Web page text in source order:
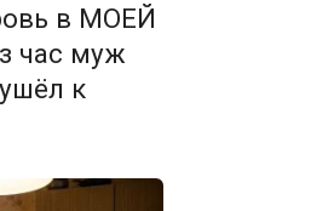
в МОЕЙ
час муж
к